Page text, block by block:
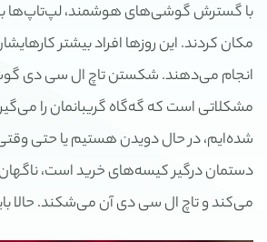
با گسترش گوشی‌های هوشمند، لپ‌تاپ‌ها
مکان کردند. این روزها افراد بیشتر
انجام می‌دهند. شکستن تاچ ال سی دی
مشکلاتی است که گه‌گاه گریبانمان را
شده‌ایم، در حال دویدن هستیم یا حتی
دستمان درگیر کیسه‌های خرید است،
می‌کند و تاچ ال سی دی آن می‌شکند. حالا